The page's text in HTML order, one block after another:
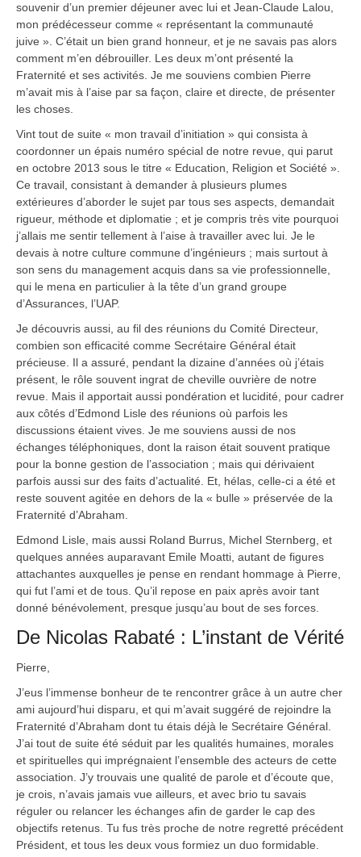
souvenir d’un premier déjeuner avec lui et Jean-Claude Lalou,
mon prédécesseur comme « représentant la communauté
juive ». C’était un bien grand honneur, et je ne savais pas alors
comment m’en débrouiller. Les deux m’ont présenté la
Fraternité et ses activités. Je me souviens combien Pierre
m’avait mis à l’aise par sa façon, claire et directe, de présenter
les choses.
Vint tout de suite « mon travail d’initiation » qui consista à
coordonner un épais numéro spécial de notre revue, qui parut
en octobre 2013 sous le titre « Education, Religion et Société ».
Ce travail, consistant à demander à plusieurs plumes
extérieures d’aborder le sujet par tous ses aspects, demandait
rigueur, méthode et diplomatie ; et je compris très vite pourquoi
j’allais me sentir tellement à l’aise à travailler avec lui. Je le
devais à notre culture commune d’ingénieurs ; mais surtout à
son sens du management acquis dans sa vie professionnelle,
qui le mena en particulier à la tête d’un grand groupe
d’Assurances, l’UAP.
Je découvris aussi, au fil des réunions du Comité Directeur,
combien son efficacité comme Secrétaire Général était
précieuse. Il a assuré, pendant la dizaine d’années où j’étais
présent, le rôle souvent ingrat de cheville ouvrière de notre
revue. Mais il apportait aussi pondération et lucidité, pour cadrer
aux côtés d’Edmond Lisle des réunions où parfois les
discussions étaient vives. Je me souviens aussi de nos
échanges téléphoniques, dont la raison était souvent pratique
pour la bonne gestion de l’association ; mais qui dérivaient
parfois aussi sur des faits d’actualité. Et, hélas, celle-ci a été et
reste souvent agitée en dehors de la « bulle » préservée de la
Fraternité d’Abraham.
Edmond Lisle, mais aussi Roland Burrus, Michel Sternberg, et
quelques années auparavant Emile Moatti, autant de figures
attachantes auxquelles je pense en rendant hommage à Pierre,
qui fut l’ami et de tous. Qu’il repose en paix après avoir tant
donné bénévolement, presque jusqu’au bout de ses forces.
De Nicolas Rabaté : L’instant de Vérité
Pierre,
J’eus l’immense bonheur de te rencontrer grâce à un autre cher
ami aujourd’hui disparu, et qui m’avait suggéré de rejoindre la
Fraternité d’Abraham dont tu étais déjà le Secrétaire Général.
J’ai tout de suite été séduit par les qualités humaines, morales
et spirituelles qui imprégnaient l’ensemble des acteurs de cette
association. J’y trouvais une qualité de parole et d’écoute que,
je crois, n’avais jamais vue ailleurs, et avec brio tu savais
réguler ou relancer les échanges afin de garder le cap des
objectifs retenus. Tu fus très proche de notre regretté précédent
Président, et tous les deux vous formiez un duo formidable.